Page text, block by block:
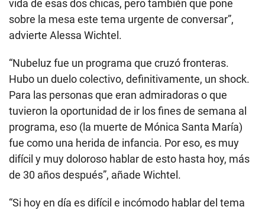
vida de esas dos chicas, pero también que pone
sobre la mesa este tema urgente de conversar”,
advierte Alessa Wichtel.
“Nubeluz fue un programa que cruzó fronteras.
Hubo un duelo colectivo, definitivamente, un shock.
Para las personas que eran admiradoras o que
tuvieron la oportunidad de ir los fines de semana al
programa, eso (la muerte de Mónica Santa María)
fue como una herida de infancia. Por eso, es muy
difícil y muy doloroso hablar de esto hasta hoy, más
de 30 años después”, añade Wichtel.
“Si hoy en día es difícil e incómodo hablar del tema